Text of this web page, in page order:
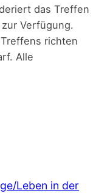
das Treffen
Verfügung.
richten
Alle
Leben in der